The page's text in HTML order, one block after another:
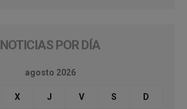
NOTICIAS POR DÍA
agosto 2026
X J V S D